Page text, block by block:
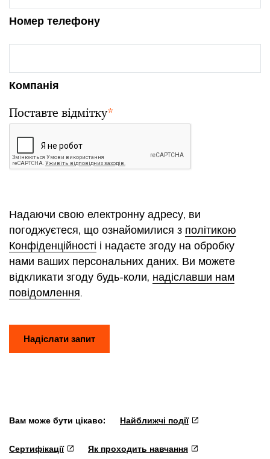
Номер телефону
Компанія
Поставте відмітку*
Надаючи свою електронну адресу, ви
погоджуєтеся, що ознайомилися з політикою
Конфіденційності і надаєте згоду на обробку
нами ваших персональних даних. Ви можете
відкликати згоду будь-коли, надіславши нам
повідомлення.
Надіслати запит
Вам може бути цікаво: Найближчі події
Сертифікації Як проходить навчання